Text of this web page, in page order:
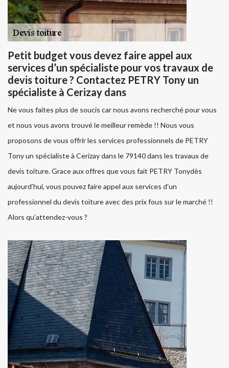
Petit budget vous devez faire appel aux
services d’un spécialiste pour vos travaux de
devis toiture ? Contactez PETRY Tony un
spécialiste à Cerizay dans
Ne vous faites plus de soucis car nous avons recherché pour vous
et nous vous avons trouvé le meilleur remède !! Nous vous
proposons de vous offrir les services professionnels de PETRY
Tony un spécialiste à Cerizay dans le 79140 dans les travaux de
devis toiture. Grace aux offres que vous fait PETRY Tonydès
aujourd’hui, vous pouvez faire appel aux services d’un
professionnel du devis toiture avec des prix fous sur le marché !!
Alors qu’attendez-vous ?